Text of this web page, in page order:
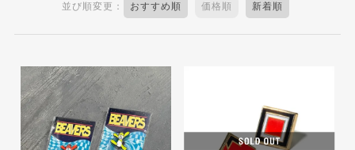
並び順変更： おすすめ順 価格順 新着順